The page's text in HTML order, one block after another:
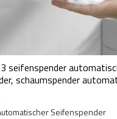
seifenspender
schaumspender
Seifenspender